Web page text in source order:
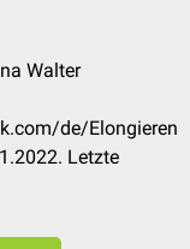
Walter
de/Elongieren
Letzte